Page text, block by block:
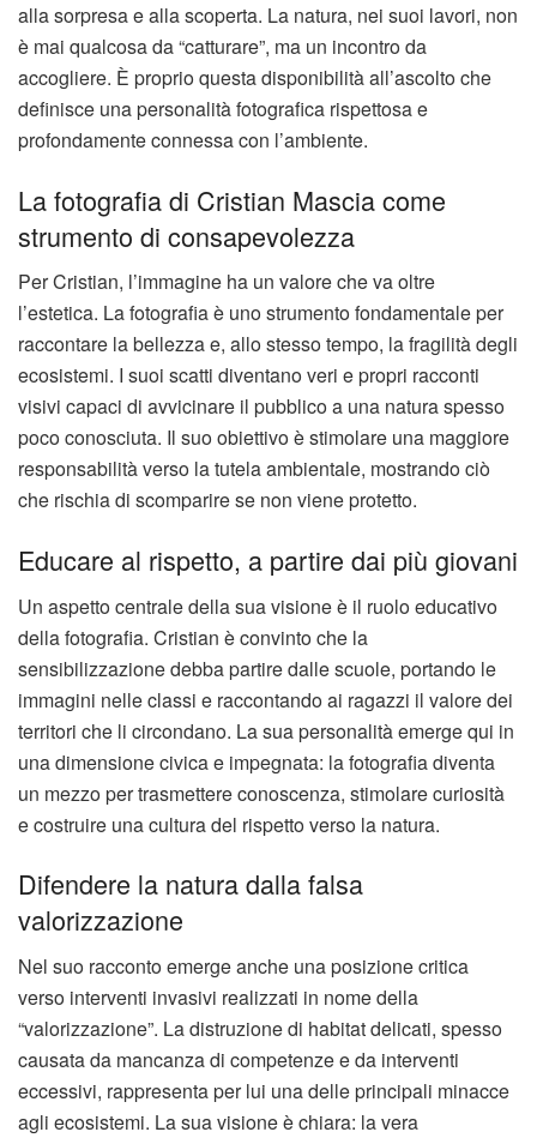
alla sorpresa e alla scoperta. La natura, nei suoi lavori, non
è mai qualcosa da “catturare”, ma un incontro da
accogliere. È proprio questa disponibilità all’ascolto che
definisce una personalità fotografica rispettosa e
profondamente connessa con l’ambiente.
La fotografia di Cristian Mascia come
strumento di consapevolezza
Per Cristian, l’immagine ha un valore che va oltre
l’estetica. La fotografia è uno strumento fondamentale per
raccontare la bellezza e, allo stesso tempo, la fragilità degli
ecosistemi. I suoi scatti diventano veri e propri racconti
visivi capaci di avvicinare il pubblico a una natura spesso
poco conosciuta. Il suo obiettivo è stimolare una maggiore
responsabilità verso la tutela ambientale, mostrando ciò
che rischia di scomparire se non viene protetto.
Educare al rispetto, a partire dai più giovani
Un aspetto centrale della sua visione è il ruolo educativo
della fotografia. Cristian è convinto che la
sensibilizzazione debba partire dalle scuole, portando le
immagini nelle classi e raccontando ai ragazzi il valore dei
territori che li circondano. La sua personalità emerge qui in
una dimensione civica e impegnata: la fotografia diventa
un mezzo per trasmettere conoscenza, stimolare curiosità
e costruire una cultura del rispetto verso la natura.
Difendere la natura dalla falsa
valorizzazione
Nel suo racconto emerge anche una posizione critica
verso interventi invasivi realizzati in nome della
“valorizzazione”. La distruzione di habitat delicati, spesso
causata da mancanza di competenze e da interventi
eccessivi, rappresenta per lui una delle principali minacce
agli ecosistemi. La sua visione è chiara: la vera